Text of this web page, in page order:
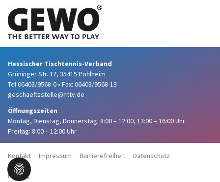
Hessischer Tischtennis-Verband
Grüninger Str. 17, 35415 Pohlheim
Tel 06403/9568-0 • Fax: 06403/9568-13
geschaeftsstelle@httv.de
Öffnungszeiten
Montag, Dienstag, Donnerstag: 8:00 – 12:00, 13:00 – 16:00 Uhr
Freitag: 8:00 – 12:00 Uhr
Kontakt Impressum Barrierefreiheit Datenschutz
Haftung